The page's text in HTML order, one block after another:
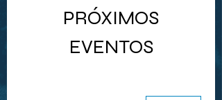
PRÓXIMOS
EVENTOS